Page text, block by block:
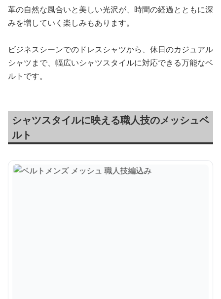
革の自然な風合いと美しい光沢が、時間の経過とともに深
みを増していく楽しみもあります。
ビジネスシーンでのドレスシャツから、休日のカジュアル
シャツまで、幅広いシャツスタイルに対応できる万能なベ
ルトです。
シャツスタイルに映える職人技のメッシュベ
ルト